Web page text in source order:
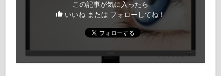
この記事が気に入ったら
いいね または フォローしてね！